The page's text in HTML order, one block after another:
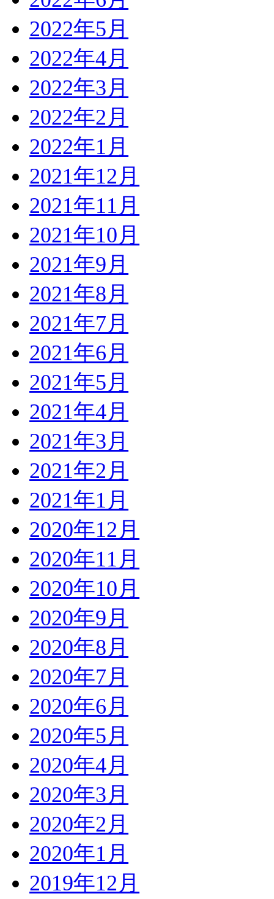
2022年5月
2022年4月
2022年3月
2022年2月
2022年1月
2021年12月
2021年11月
2021年10月
2021年9月
2021年8月
2021年7月
2021年6月
2021年5月
2021年4月
2021年3月
2021年2月
2021年1月
2020年12月
2020年11月
2020年10月
2020年9月
2020年8月
2020年7月
2020年6月
2020年5月
2020年4月
2020年3月
2020年2月
2020年1月
2019年12月